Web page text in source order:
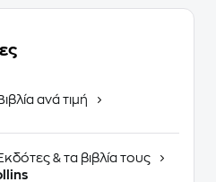
ανά τιμή
& τα βιβλία τους